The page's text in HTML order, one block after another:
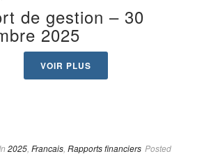
de gestion – 30
2025
VOIR PLUS
In 2025 Francais Rapports financiers Posted